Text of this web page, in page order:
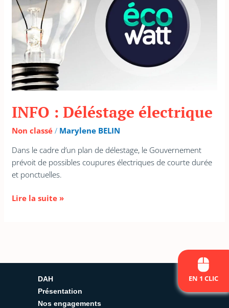
EN 1 CLIC
INFO : Déléstage électrique
Non classé / Marylene BELIN
Dans le cadre d’un plan de délestage, le Gouvernement
prévoit de possibles coupures électriques de courte durée
et ponctuelles.
Lire la suite »
DAH
Présentation
Nos engagements